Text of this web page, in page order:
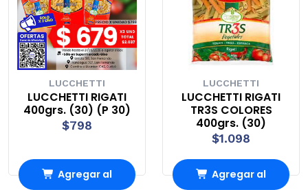
LUCCHETTI
LUCCHETTI RIGATI
400grs. (30) (P 30)
$798
Agregar al
LUCCHETTI
LUCCHETTI RIGATI
TR3S COLORES
400grs. (30)
$1.098
Agregar al